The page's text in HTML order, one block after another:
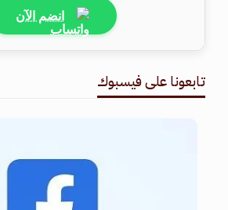
انضم الآن
تابعونا على فيسبوك